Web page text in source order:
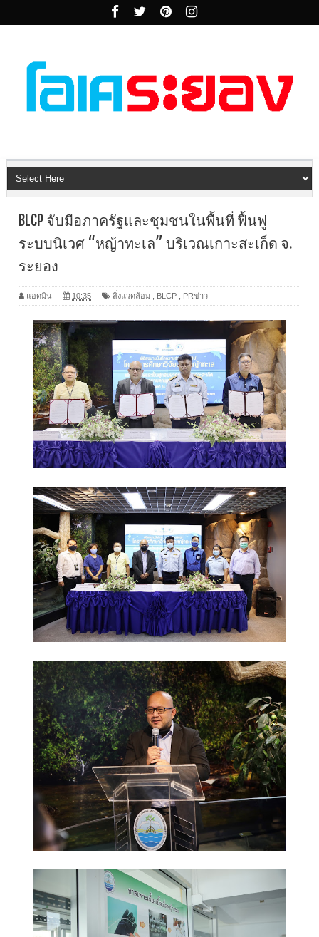
BLCP จับมือภาครัฐและชุมชนในพื้นที่ ฟื้นฟู
ระบบนิเวศ “หญ้าทะเล” บริเวณเกาะสะเก็ด จ.
ระยอง
แอดมิน 10:35 สิ่งแวดล้อม BLCP PRข่าว